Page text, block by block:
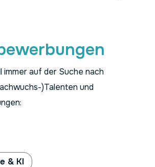
immer auf der Suche nach
)Talenten und
& KI